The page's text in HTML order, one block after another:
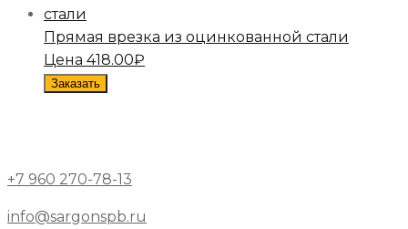
Прямая врезка из оцинкованной стали
Цена 418.00₽
Заказать
+7 960 270-78-13
info@sargonspb.ru